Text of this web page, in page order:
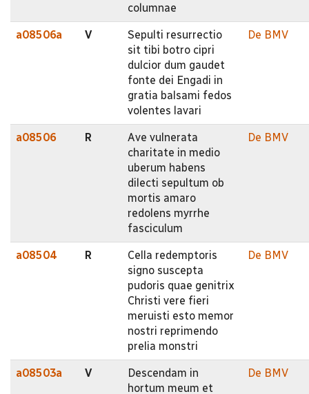
columnae
a08506a V
Sepulti resurrectio
sit tibi botro cipri
dulcior dum gaudet
fonte dei Engadi in
gratia balsami fedos
volentes lavari
De BMV
a08506 R
Ave vulnerata
charitate in medio
uberum habens
dilecti sepultum ob
mortis amaro
redolens myrrhe
fasciculum
De BMV
a08504 R
Cella redemptoris
signo suscepta
pudoris quae genitrix
Christi vere fieri
meruisti esto memor
nostri reprimendo
prelia monstri
De BMV
a08503a V
Descendam in
hortum meum et
De BMV